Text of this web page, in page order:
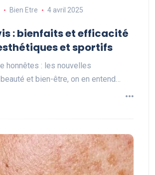
Bien Etre 4 avril 2025
: bienfaits et efficacité
et sportifs
honnêtes : les nouvelles
et bien-être, on en entend…